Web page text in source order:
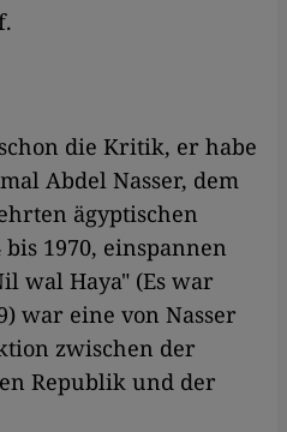
die Kritik, er habe
Abdel Nasser, dem
ägyptischen
1970, einspannen
wal Haya" (Es war
war eine von Nasser
zwischen der
Republik und der